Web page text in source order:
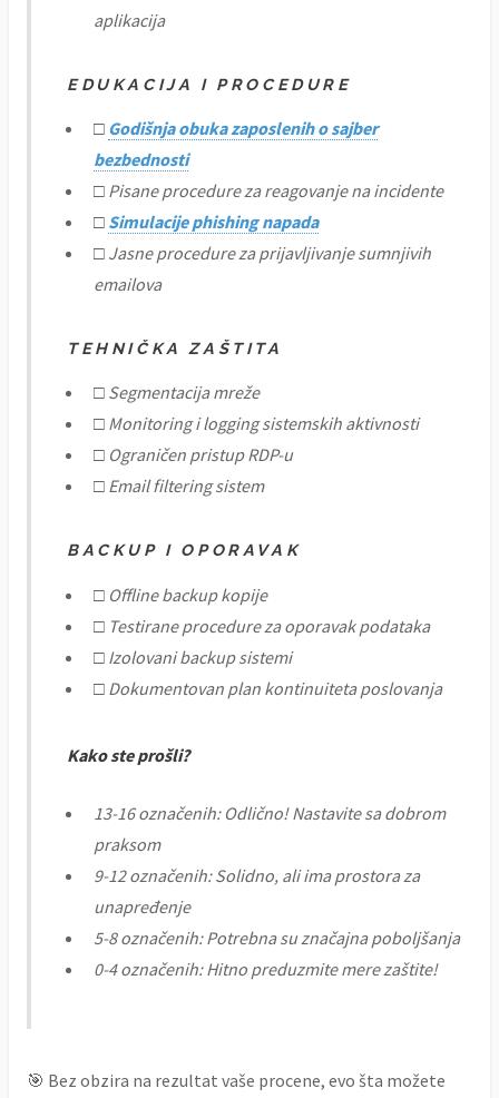
aplikacija
EDUKACIJA I PROCEDURE
□ Godišnja obuka zaposlenih o sajber
bezbednosti
□ Pisane procedure za reagovanje na incidente
□ Simulacije phishing napada
□ Jasne procedure za prijavljivanje sumnjivih
emailova
TEHNIČKA ZAŠTITA
□ Segmentacija mreže
□ Monitoring i logging sistemskih aktivnosti
□ Ograničen pristup RDP-u
□ Email filtering sistem
BACKUP I OPORAVAK
□ Offline backup kopije
□ Testirane procedure za oporavak podataka
□ Izolovani backup sistemi
□ Dokumentovan plan kontinuiteta poslovanja
Kako ste prošli?
13-16 označenih: Odlično! Nastavite sa dobrom
praksom
9-12 označenih: Solidno, ali ima prostora za
unapređenje
5-8 označenih: Potrebna su značajna poboljšanja
0-4 označenih: Hitno preduzmite mere zaštite!
🎯 Bez obzira na rezultat vaše procene, evo šta možete